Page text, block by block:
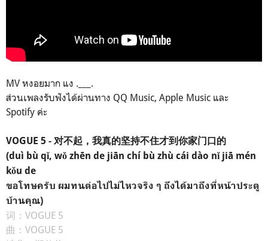
MV หงอยมาก แง .___.
ส่วนเพลงรับฟังได้ผ่านทาง QQ Music, Apple Music และ
Spotify ค่ะ
VOGUE 5 - 对不起，我真的坚持不住才到你家门口的
(duì bù qǐ, wǒ zhēn de jiān chí bù zhù cái dào nǐ jiā mén
kǒu de
ขอโทษครับ ผมทนต่อไปไม่ไหวจริง ๆ ถึงได้มาถึงที่หน้าประตู
บ้านคุณ)
词：VOGUE 5
曲：VOGUE 5